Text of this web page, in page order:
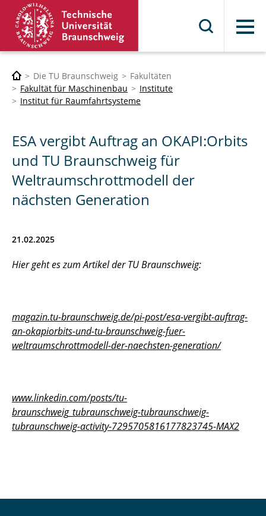
Menü
Die TU Braunschweig
Fakultäten
Fakultät für Maschinenbau
Institute
Institut für Raumfahrtsysteme
ESA vergibt Auftrag an OKAPI:Orbits
und TU Braunschweig für
Weltraumschrottmodell der
nächsten Generation
21.02.2025
Hier geht es zum Artikel der TU Braunschweig:
magazin.tu-braunschweig.de/pi-post/esa-vergibt-auftrag-
an-okapiorbits-und-tu-braunschweig-fuer-
weltraumschrottmodell-der-naechsten-generation/
www.linkedin.com/posts/tu-
braunschweig_tubraunschweig-tubraunschweig-
tubraunschweig-activity-7295705816177823745-MAX2